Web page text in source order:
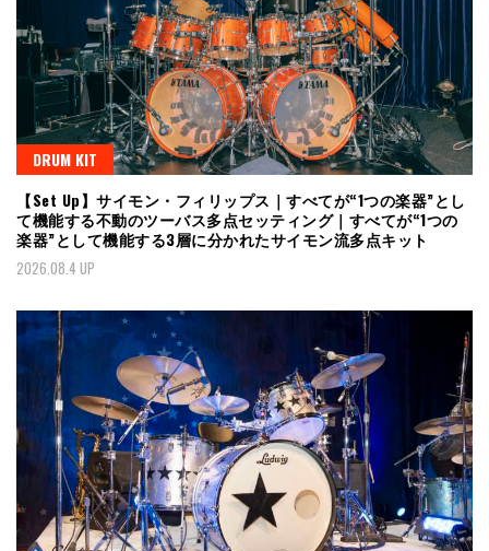
DRUM KIT
【Set Up】サイモン・フィリップス｜すべてが“1つの楽器”とし
て機能する不動のツーバス多点セッティング｜すべてが“1つの
楽器”として機能する3層に分かれたサイモン流多点キット
2026.08.4 UP